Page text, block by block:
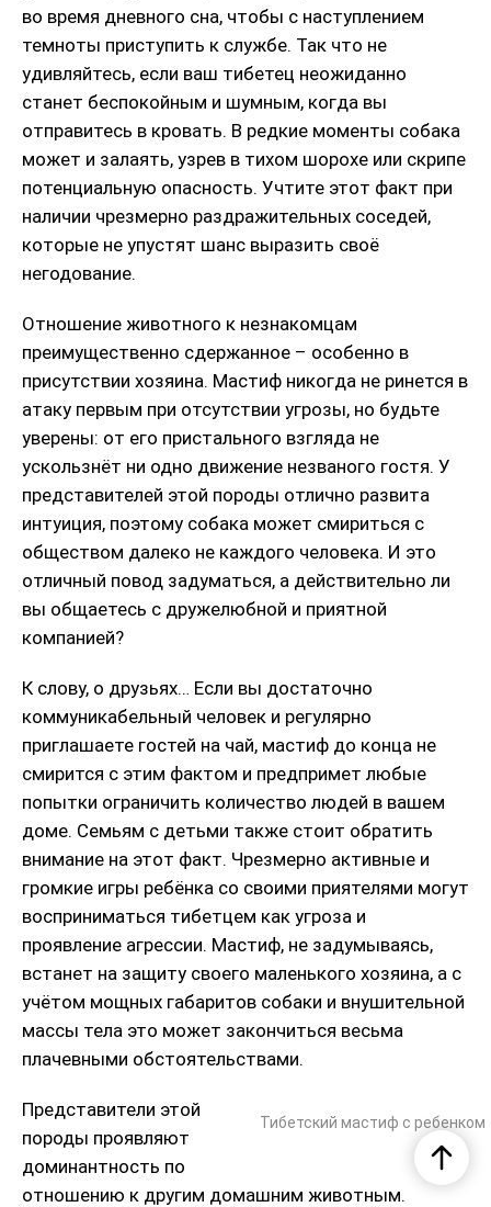
во время дневного сна, чтобы с наступлением
темноты приступить к службе. Так что не
удивляйтесь, если ваш тибетец неожиданно
станет беспокойным и шумным, когда вы
отправитесь в кровать. В редкие моменты собака
может и залаять, узрев в тихом шорохе или скрипе
потенциальную опасность. Учтите этот факт при
наличии чрезмерно раздражительных соседей,
которые не упустят шанс выразить своё
негодование.
Отношение животного к незнакомцам
преимущественно сдержанное – особенно в
присутствии хозяина. Мастиф никогда не ринется в
атаку первым при отсутствии угрозы, но будьте
уверены: от его пристального взгляда не
ускользнёт ни одно движение незваного гостя. У
представителей этой породы отлично развита
интуиция, поэтому собака может смириться с
обществом далеко не каждого человека. И это
отличный повод задуматься, а действительно ли
вы общаетесь с дружелюбной и приятной
компанией?
К слову, о друзьях… Если вы достаточно
коммуникабельный человек и регулярно
приглашаете гостей на чай, мастиф до конца не
смирится с этим фактом и предпримет любые
попытки ограничить количество людей в вашем
доме. Семьям с детьми также стоит обратить
внимание на этот факт. Чрезмерно активные и
громкие игры ребёнка со своими приятелями могут
восприниматься тибетцем как угроза и
проявление агрессии. Мастиф, не задумываясь,
встанет на защиту своего маленького хозяина, а с
учётом мощных габаритов собаки и внушительной
массы тела это может закончиться весьма
плачевными обстоятельствами.
Тибетский мастиф с ребенком
Представители этой
породы проявляют
доминантность по
отношению к другим домашним животным.